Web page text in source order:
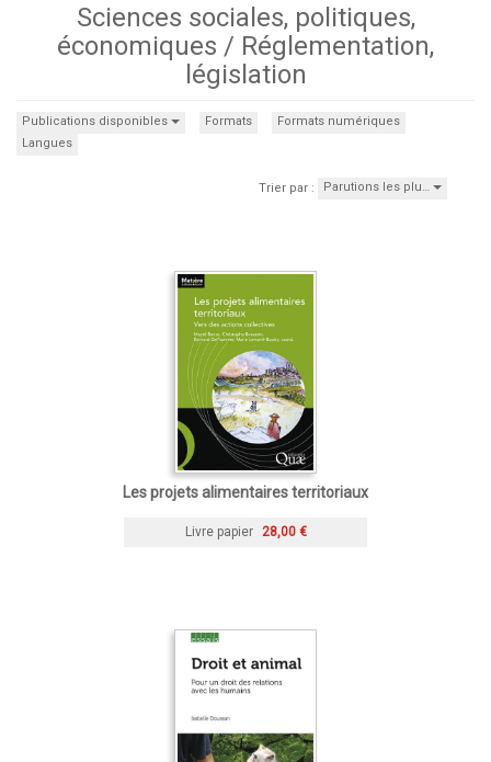
Sciences sociales, politiques,
économiques / Réglementation,
législation
Publications disponibles Formats
Formats numériques
Langues
Trier par : Parutions les plu…
Les projets alimentaires territoriaux
Livre papier 28,00 €